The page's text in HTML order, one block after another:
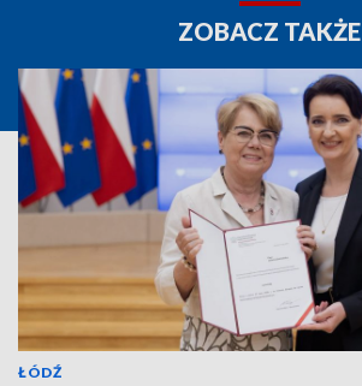
ZOBACZ TAKŻE
ŁÓDŹ